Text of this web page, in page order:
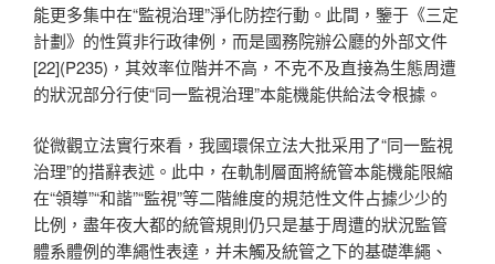
能更多集中在“監視治理”淨化防控行動。此間，鑒于《三定
計劃》的性質非行政律例，而是國務院辦公廳的外部文件
[22](P235)，其效率位階并不高，不克不及直接為生態周遭
的狀況部分行使“同一監視治理”本能機能供給法令根據。
從微觀立法實行來看，我國環保立法大批采用了“同一監視
治理”的措辭表述。此中，在軌制層面將統管本能機能限縮
在“領導”“和諧”“監視”等二階維度的規范性文件占據少少的
比例，盡年夜大都的統管規則仍只是基于周遭的狀況監管
體系體例的準繩性表達，并未觸及統管之下的基礎準繩、